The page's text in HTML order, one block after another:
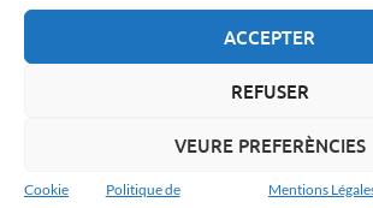
ACCEPTER
REFUSER
VEURE PREFERÈNCIES
Cookie
Politique de
Mentions
Español
MÉTÉO À VERGES